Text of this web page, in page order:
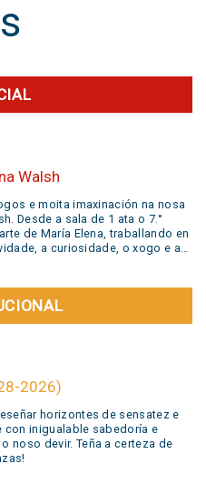
Walsh
e moita imaxinación na nosa
Desde a sala de 1 ata o 7.°
de María Elena, traballando en
a curiosidade, o xogo e a
súa música. Grazas polo talento
VIDEO AQUÍ
2026)
horizontes de sensatez e
inigualable sabedoría e
noso devir. Teña a certeza de